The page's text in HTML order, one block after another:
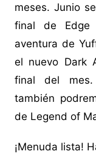
meses. Junio
final de Edge
aventura de
el nuevo Dark
final del mes.
también
de Legend of
¡Menuda lista!